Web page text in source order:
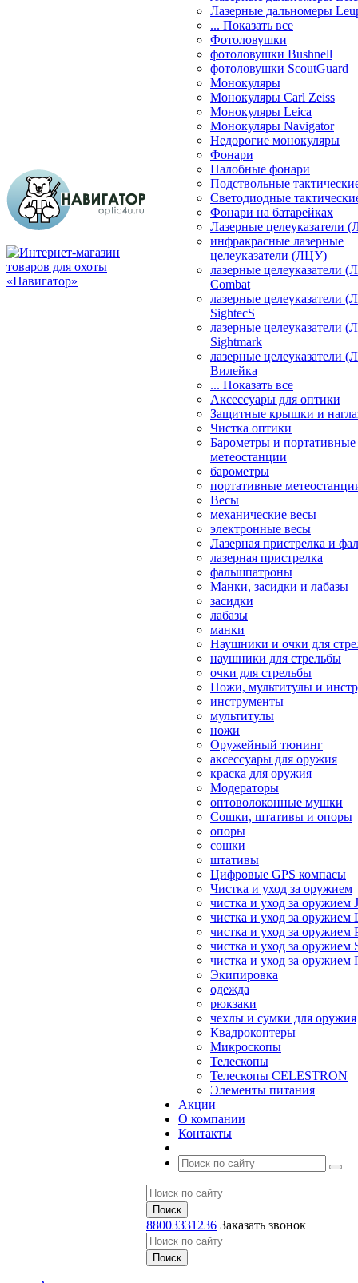
Лазерные дальномеры
... Показать все
Фотоловушки
фотоловушки Bushnell
фотоловушки ScoutGuard
Монокуляры
Монокуляры Carl Zeiss
Монокуляры Leica
Монокуляры Navigator
Недорогие монокуляры
Фонари
Налобные фонари
Подствольные
Светодиодные
Фонари на батарейках
Лазерные целеуказатели
инфракрасные лазерные
целеуказатели (ЛЦУ)
лазерные целеуказатели
Combat
лазерные целеуказатели
SightecS
лазерные целеуказатели
Sightmark
лазерные целеуказатели
Вилейка
... Показать все
Аксессуары для оптики
Защитные крышки и
Чистка оптики
Барометры и портативные
метеостанции
барометры
портативные
Весы
механические весы
электронные весы
Лазерная пристрелка и
лазерная пристрелка
фальшпатроны
Манки, засидки и лабазы
засидки
лабазы
манки
Наушники и очки для
наушники для стрельбы
очки для стрельбы
Ножи, мультитулы и
инструменты
мультитулы
ножи
Оружейный тюнинг
аксессуары для оружия
краска для оружия
Модераторы
оптоволоконные мушки
Сошки, штативы и опоры
опоры
сошки
штативы
Цифровые GPS компасы
Чистка и уход за оружием
чистка и уход за оружием
чистка и уход за оружием
чистка и уход за оружием
чистка и уход за оружием
чистка и уход за
Экипировка
одежда
рюкзаки
чехлы и сумки для оружия
Квадрокоптеры
Микроскопы
Телескопы
Телескопы CELESTRON
Элементы питания
Акции
О компании
Контакты
88003331236 Заказать звонок